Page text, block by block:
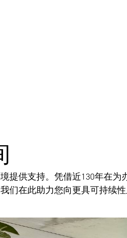
提供支持。凭借近130年在
们在此助力您向更具可持续性